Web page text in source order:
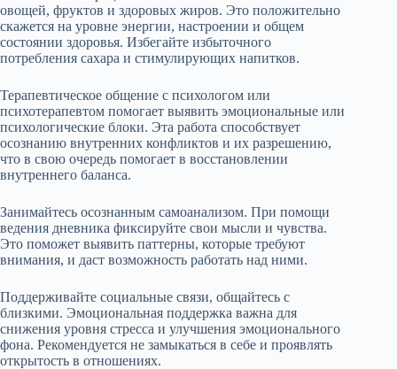
овощей, фруктов и здоровых жиров. Это положительно
скажется на уровне энергии, настроении и общем
состоянии здоровья. Избегайте избыточного
потребления сахара и стимулирующих напитков.
Терапевтическое общение с психологом или
психотерапевтом помогает выявить эмоциональные или
психологические блоки. Эта работа способствует
осознанию внутренних конфликтов и их разрешению,
что в свою очередь помогает в восстановлении
внутреннего баланса.
Занимайтесь осознанным самоанализом. При помощи
ведения дневника фиксируйте свои мысли и чувства.
Это поможет выявить паттерны, которые требуют
внимания, и даст возможность работать над ними.
Поддерживайте социальные связи, общайтесь с
близкими. Эмоциональная поддержка важна для
снижения уровня стресса и улучшения эмоционального
фона. Рекомендуется не замыкаться в себе и проявлять
открытость в отношениях.